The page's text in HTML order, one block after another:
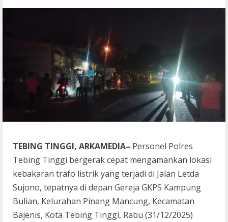
TEBING TINGGI, ARKAMEDIA– Personel Polres
Tebing Tinggi bergerak cepat mengamankan lokasi
kebakaran trafo listrik yang terjadi di Jalan Letda
Sujono, tepatnya di depan Gereja GKPS Kampung
Bulian, Kelurahan Pinang Mancung, Kecamatan
Bajenis, Kota Tebing Tinggi, Rabu (31/12/2025)